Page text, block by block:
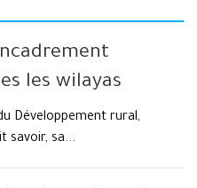
les wilayas
Développement rural,
savoir, sa...